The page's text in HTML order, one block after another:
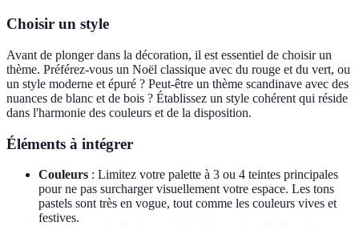
Choisir un style
Avant de plonger dans la décoration, il est essentiel de choisir un
thème. Préférez-vous un Noël classique avec du rouge et du vert, ou
un style moderne et épuré ? Peut-être un thème scandinave avec des
nuances de blanc et de bois ? Établissez un style cohérent qui réside
dans l'harmonie des couleurs et de la disposition.
Éléments à intégrer
Couleurs : Limitez votre palette à 3 ou 4 teintes principales
pour ne pas surcharger visuellement votre espace. Les tons
pastels sont très en vogue, tout comme les couleurs vives et
festives.